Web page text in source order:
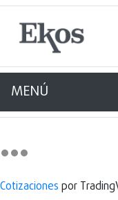
MENÚ
Cotizaciones por